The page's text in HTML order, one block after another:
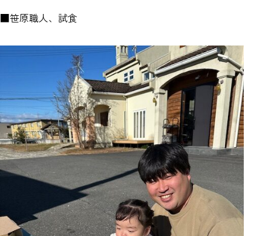
■笹原職人、試食